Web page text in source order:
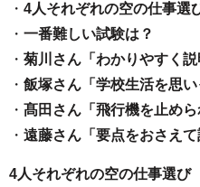
・ 4人それぞれの空の仕事選
・ 一番難しい試験は？
・ 菊川さん「わかりやすく説
・ 飯塚さん「学校生活を思い
・ 髙田さん「飛行機を止めら
・ 遠藤さん「要点をおさえて
4人それぞれの空の仕事選び